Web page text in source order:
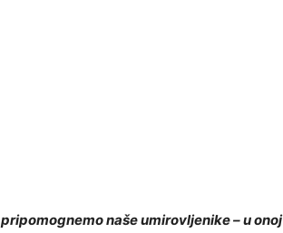
naše umirovljenike – u onoj